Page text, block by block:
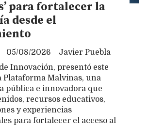
para fortalecer la
desde el
Javier Puebla
05/08/2026
Innovación, presentó este
Plataforma Malvinas, una
pública e innovadora que
recursos educativos,
y experiencias
para fortalecer el acceso al